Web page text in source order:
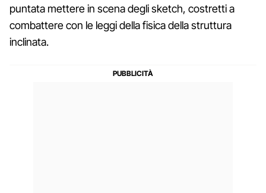
puntata mettere in scena degli sketch, costretti a
combattere con le leggi della fisica della struttura
inclinata.